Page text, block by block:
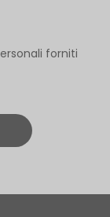
forniti